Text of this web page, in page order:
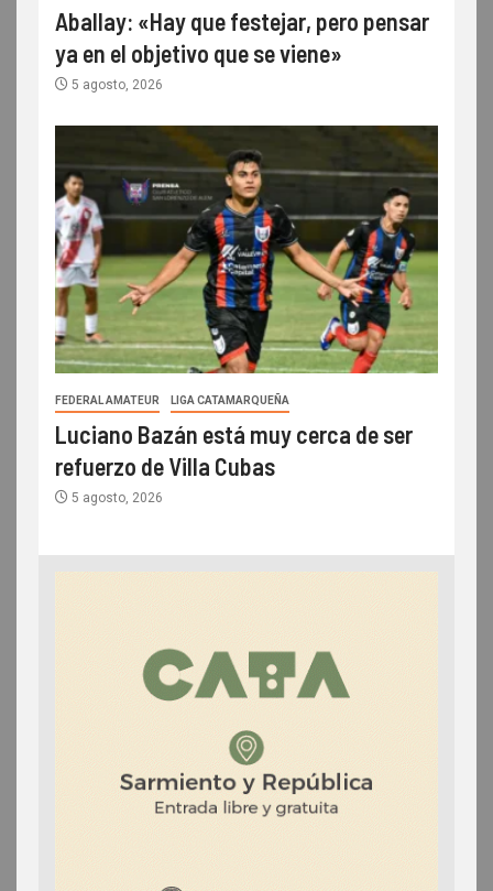
Aballay: «Hay que festejar, pero pensar
ya en el objetivo que se viene»
5 agosto, 2026
FEDERAL AMATEUR LIGA CATAMARQUEÑA
Luciano Bazán está muy cerca de ser
refuerzo de Villa Cubas
5 agosto, 2026